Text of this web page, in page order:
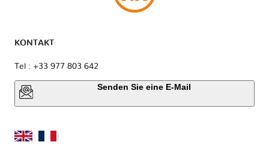
KONTAKT
Tel : +33 977 803 642
Senden Sie eine E-Mail